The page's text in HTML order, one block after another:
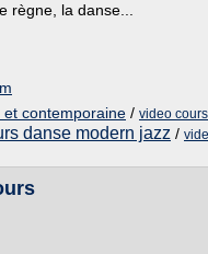
règne, la danse...
contemporaine / video
danse modern jazz /